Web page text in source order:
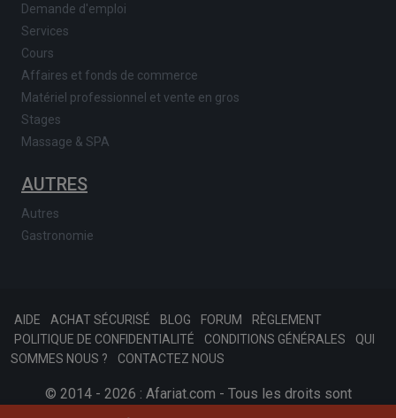
Demande d'emploi
Services
Cours
Affaires et fonds de commerce
Matériel professionnel et vente en gros
Stages
Massage & SPA
AUTRES
Autres
Gastronomie
AIDE ACHAT SÉCURISÉ BLOG FORUM
RÈGLEMENT
POLITIQUE DE CONFIDENTIALITÉ
CONDITIONS GÉNÉRALES
QUI
SOMMES NOUS ?
CONTACTEZ NOUS
© 2014 - 2026 : Afariat.com - Tous les droits sont